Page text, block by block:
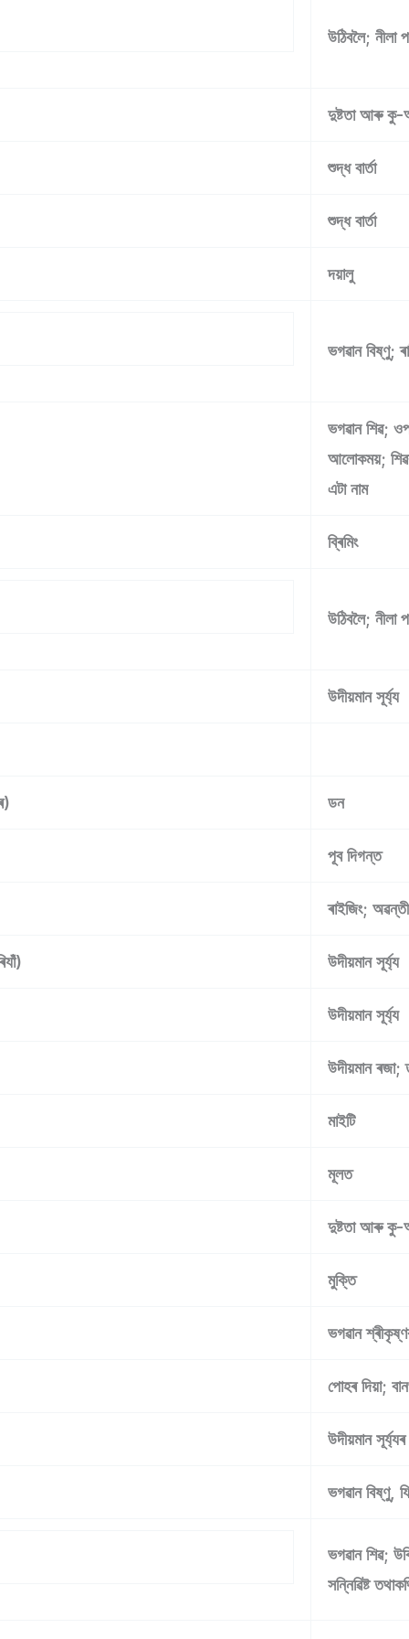
উঠিবলৈ; নীলা
দুষ্টতা আৰু কু-
শুদ্ধ বাৰ্তা
শুদ্ধ বাৰ্তা
দয়ালু
ভগৱান বিষ্ণু;
ভগৱান শিৱ;
আলোকময়;
এটা নাম
ব্ৰিমিং
উঠিবলৈ; নীলা
উদীয়মান সূৰ্য্য
ডন
পূব দিগন্ত
ৰাইজিং;
উদীয়মান সূৰ্য্য
উদীয়মান সূৰ্য্য
উদীয়মান ৰজা;
মাইটি
মূলত
দুষ্টতা আৰু কু-
মুক্তি
ভগৱান
পোহৰ দিয়া;
উদীয়মান সূৰ্য্যৰ
ভগৱান বিষ্ণু,
ভগৱান শিৱ;
সন্নিৱিষ্ট